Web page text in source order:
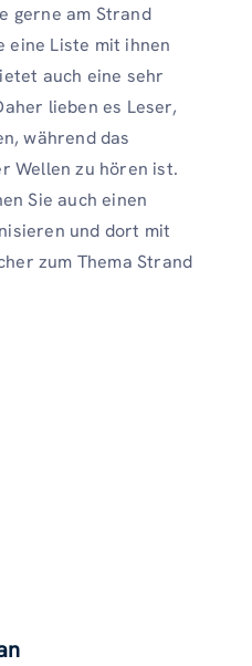
gerne am Strand
eine Liste mit ihnen
auch eine sehr
lieben es Leser,
während das
Wellen zu hören ist.
Sie auch einen
und dort mit
zum Thema Strand